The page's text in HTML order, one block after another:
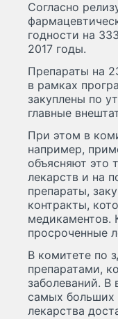
Согласно
годности на
2017 годы.
Препараты на
в рамках
закуплены по
главные
При этом в
например,
объясняют это
лекарств и на
препараты,
контракты,
медикаментов.
просроченные
В комитете по
препаратами,
заболеваний. В
самых больших
лекарства